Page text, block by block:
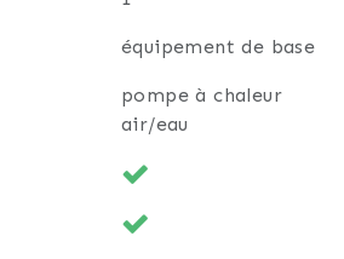
équipement de base
pompe à chaleur
air/eau